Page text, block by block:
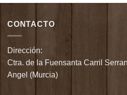
CONTACTO
Dirección:
Ctra. de la Fuensanta Carril
Angel (Murcia)